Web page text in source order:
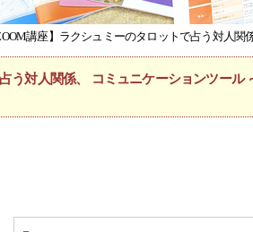
講座】ラクシュミーのタロットで占う対人関
う対人関係、 コミュニケーションツール